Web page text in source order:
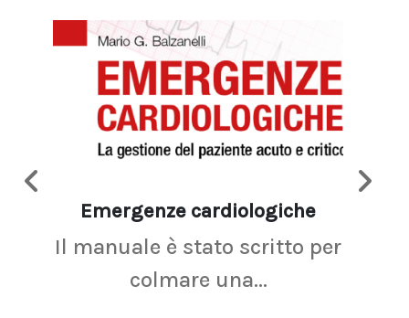
Emergenze cardiologiche
Il manuale è stato scritto per
colmare una...